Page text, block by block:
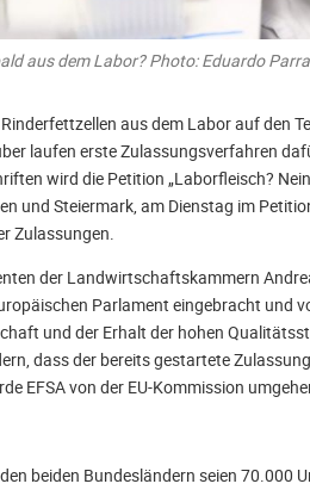
aus dem Labor? Photo: Eduardo
aus dem Labor auf den
laufen erste Zulassungsverfahren
wird die Petition „Laborfleisch?
und Steiermark, am Dienstag im
Zulassungen.
der Landwirtschaftskammern
Parlament eingebracht und
und der Erhalt der hohen
dass der bereits gestartete
EFSA von der EU-Kommission
beiden Bundesländern seien 70.000